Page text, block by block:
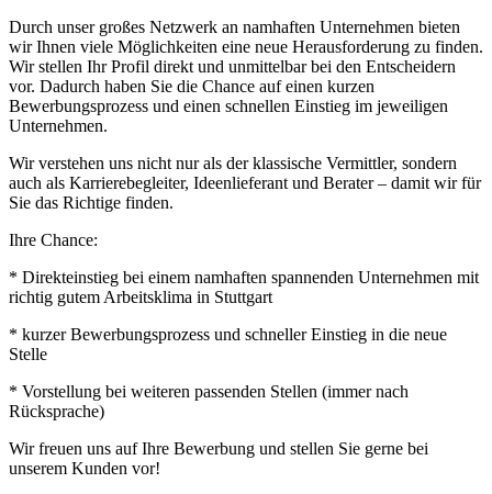
Durch unser großes Netzwerk an namhaften Unternehmen bieten
wir Ihnen viele Möglichkeiten eine neue Herausforderung zu finden.
Wir stellen Ihr Profil direkt und unmittelbar bei den Entscheidern
vor. Dadurch haben Sie die Chance auf einen kurzen
Bewerbungsprozess und einen schnellen Einstieg im jeweiligen
Unternehmen.
Wir verstehen uns nicht nur als der klassische Vermittler, sondern
auch als Karrierebegleiter, Ideenlieferant und Berater – damit wir für
Sie das Richtige finden.
Ihre Chance:
* Direkteinstieg bei einem namhaften spannenden Unternehmen mit
richtig gutem Arbeitsklima in Stuttgart
* kurzer Bewerbungsprozess und schneller Einstieg in die neue
Stelle
* Vorstellung bei weiteren passenden Stellen (immer nach
Rücksprache)
Wir freuen uns auf Ihre Bewerbung und stellen Sie gerne bei
unserem Kunden vor!